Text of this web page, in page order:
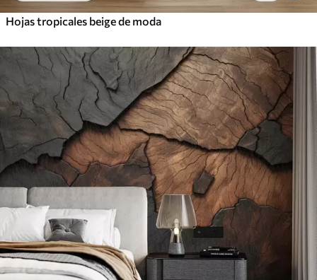
Hojas tropicales beige de moda